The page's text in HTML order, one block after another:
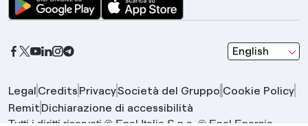
Gridspertise
English
seleziona una
Legal Credits PrivacySocietà del Gruppo Cookie Policy
Remit Dichiarazione di accessibilità